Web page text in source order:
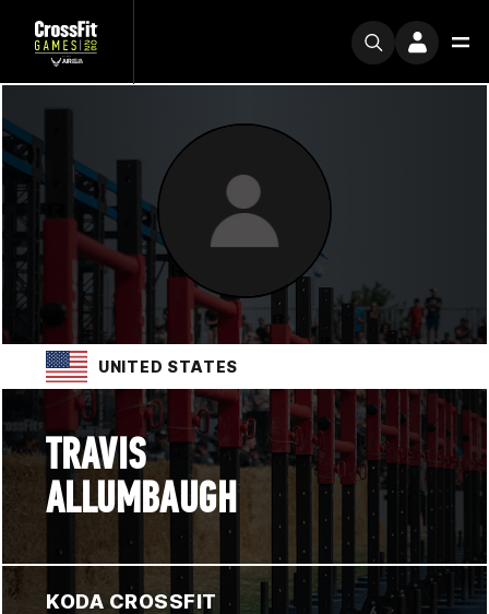
UNITED STATES
TRAVIS
ALLUMBAUGH
KODA CROSSFIT